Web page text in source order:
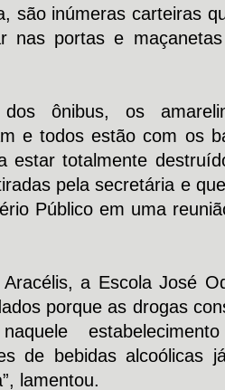
são inúmeras carteiras
nas portas e
ônibus, os
e todos estão com os
estar totalmente
pela secretária e
Público em uma
Aracélis, a Escola José
porque as drogas
de bebidas alcoólicas
lamentou.